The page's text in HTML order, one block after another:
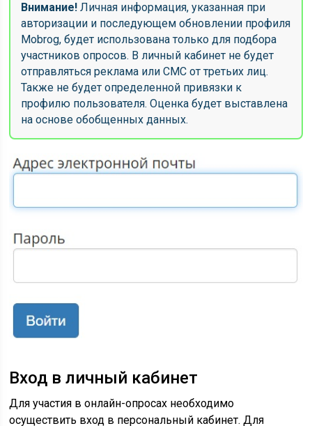
Внимание! Личная информация, указанная при
авторизации и последующем обновлении профиля
Mobrog, будет использована только для подбора
участников опросов. В личный кабинет не будет
отправляться реклама или СМС от третьих лиц.
Также не будет определенной привязки к
профилю пользователя. Оценка будет выставлена
на основе обобщенных данных.
Вход в личный кабинет
Для участия в онлайн-опросах необходимо
осуществить вход в персональный кабинет. Для